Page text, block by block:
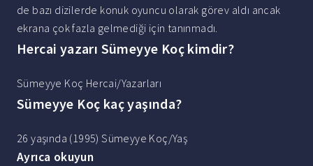
de bazı dizilerde konuk oyuncu olarak görev aldı ancak
ekrana çok fazla gelmediği için tanınmadı.
Hercai yazarı Sümeyye Koç kimdir?
Sümeyye Koç Hercai/Yazarları
Sümeyye Koç kaç yaşında?
26 yaşında (1995) Sümeyye Koç/Yaş
Ayrıca okuyun